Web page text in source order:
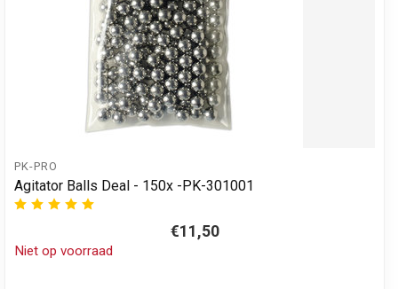
PK-PRO
Agitator Balls Deal - 150x -PK-301001
€11,50
Niet op voorraad